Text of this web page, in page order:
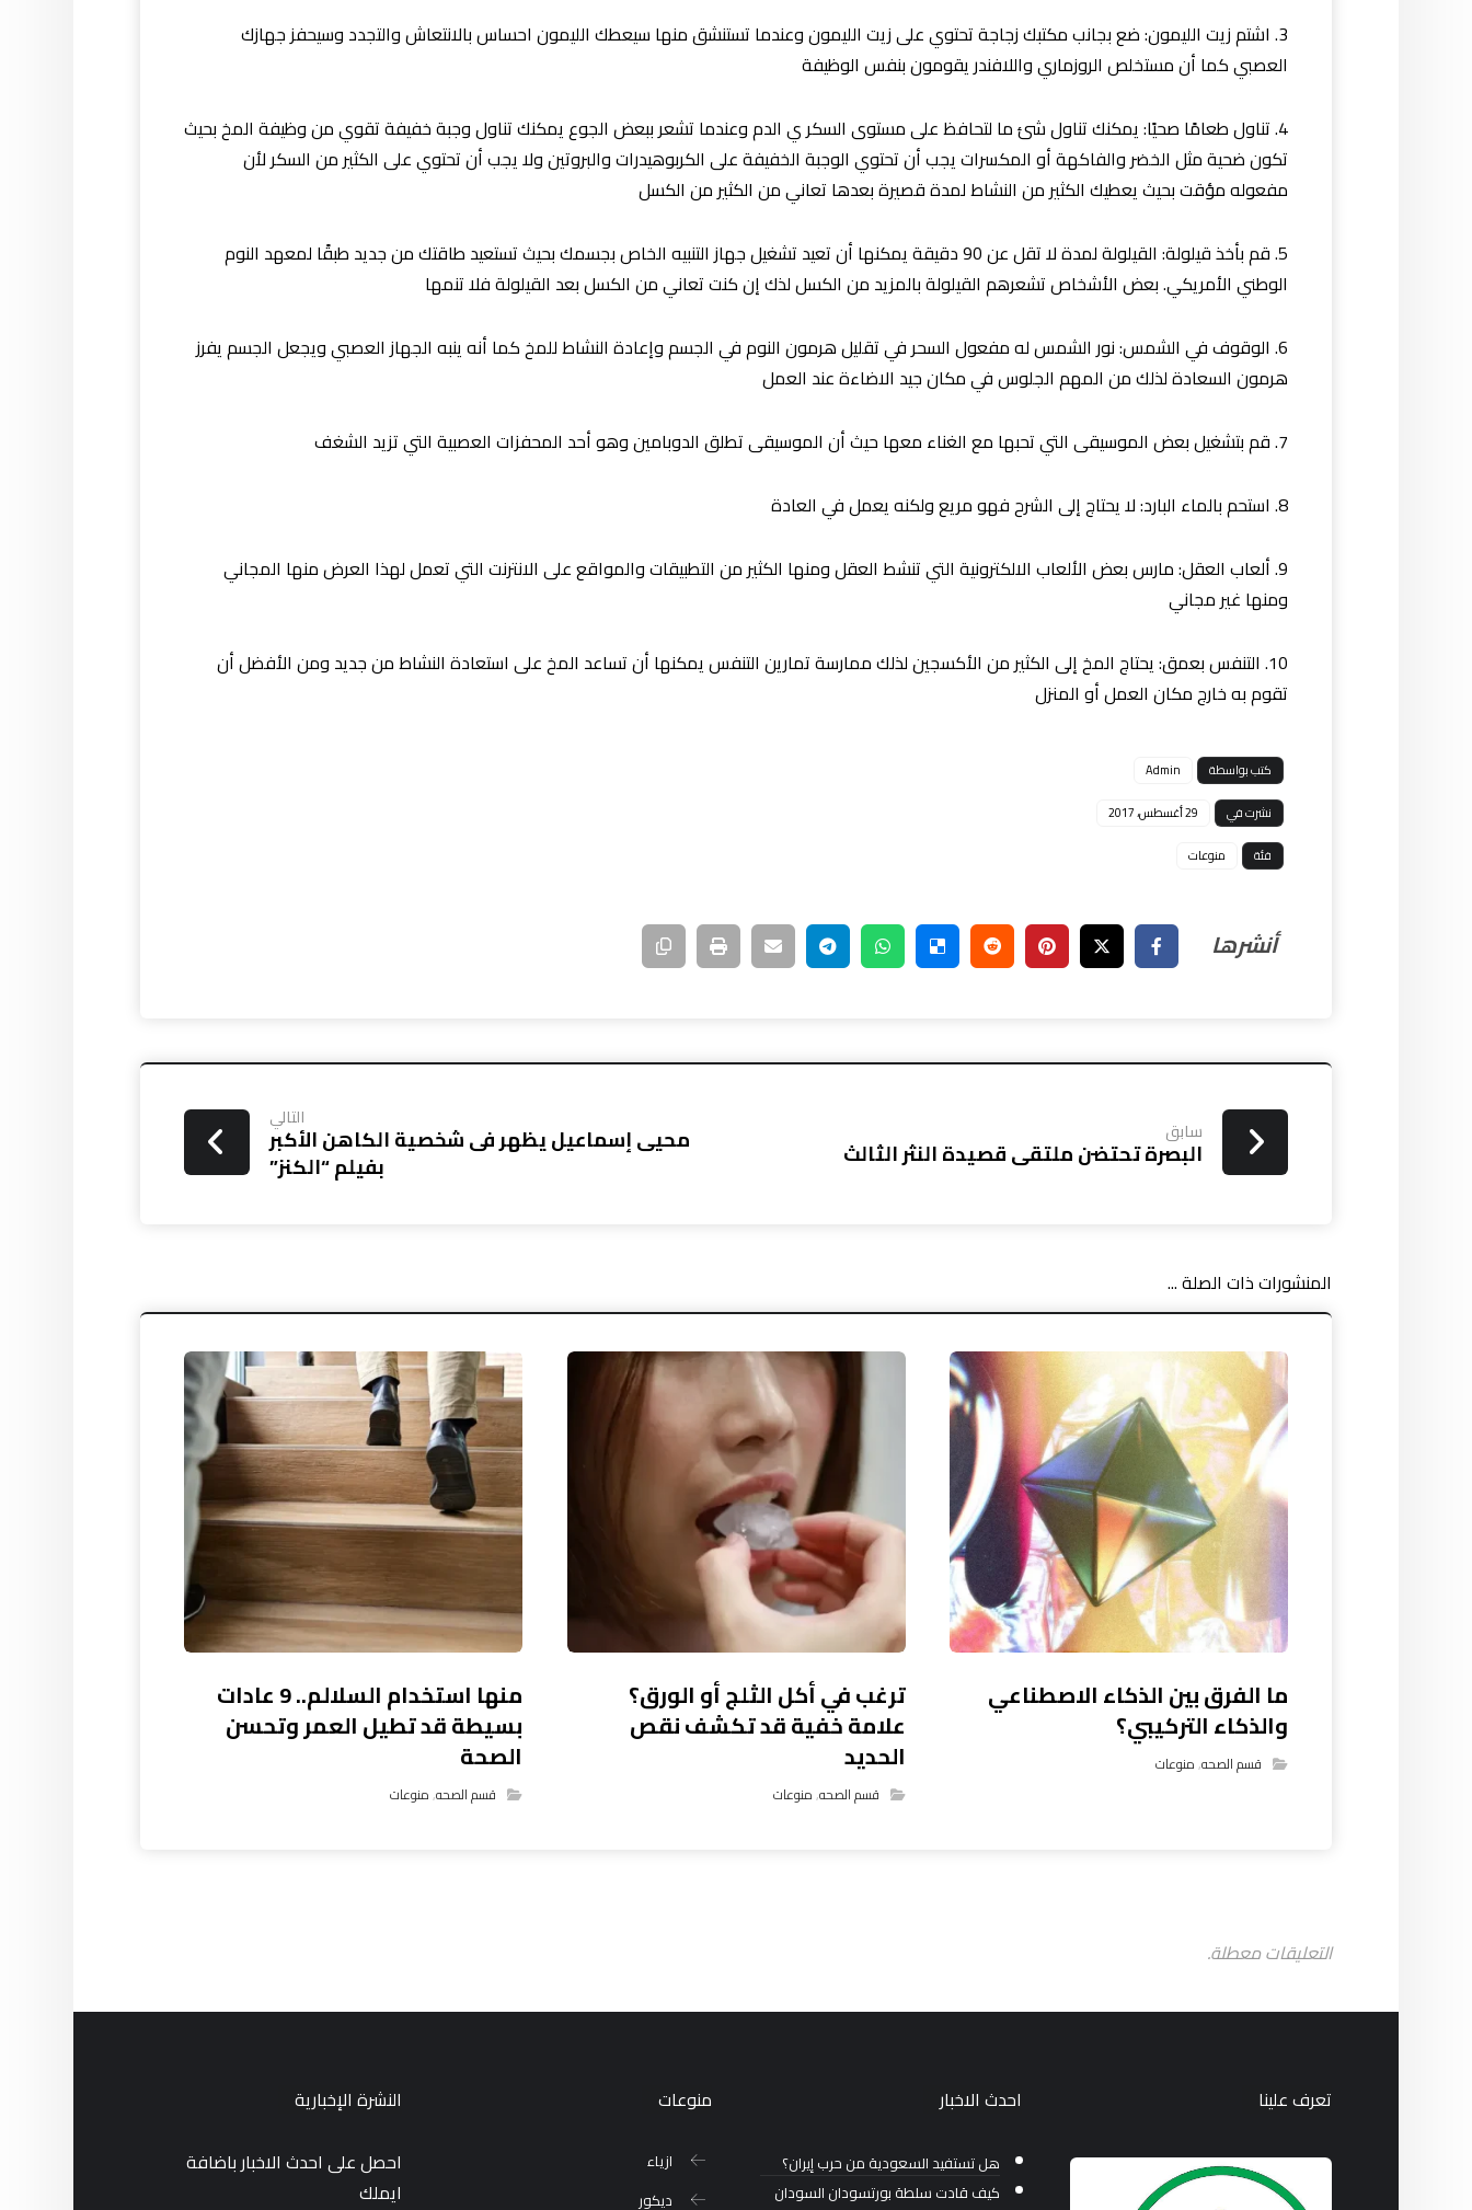
3. اشتم زيت الليمون: ضع بجانب مكتبك زجاجة تحتوي على زيت الليمون وعندما تستنشق منها سيعطك الليمون احساس بالانتعاش والتجدد وسيحفز جهازك
العصبي كما أن مستخلص الروزماري واللافندر يقومون بنفس الوظيفة
4. تناول طعامًا صحيًا: يمكنك تناول شئ ما لتحافظ على مستوى السكر ي الدم وعندما تشعر ببعض الجوع يمكنك تناول وجبة خفيفة تقوي من وظيفة المخ بحيث
تكون ضحية مثل الخضر والفاكهة أو المكسرات يجب أن تحتوي الوجبة الخفيفة على الكربوهيدرات والبروتين ولا يجب أن تحتوي على الكثير من السكر لأن
مفعوله مؤقت بحيث يعطيك الكثير من النشاط لمدة قصيرة بعدها تعاني من الكثير من الكسل
5. قم بأخذ قيلولة: القيلولة لمدة لا تقل عن 90 دقيقة يمكنها أن تعيد تشغيل جهاز التنبيه الخاص بجسمك بحيث تستعيد طاقتك من جديد طبقًا لمعهد النوم
الوطني الأمريكي. بعض الأشخاص تشعرهم القيلولة بالمزيد من الكسل لذك إن كنت تعاني من الكسل بعد القيلولة فلا تنمها
6. الوقوف في الشمس: نور الشمس له مفعول السحر في تقليل هرمون النوم في الجسم وإعادة النشاط للمخ كما أنه ينبه الجهاز العصبي ويجعل الجسم يفرز
هرمون السعادة لذلك من المهم الجلوس في مكان جيد الاضاءة عند العمل
7. قم بتشغيل بعض الموسيقى التي تحبها مع الغناء معها حيث أن الموسيقى تطلق الدوبامين وهو أحد المحفزات العصبية التي تزيد الشغف
8. استحم بالماء البارد: لا يحتاج إلى الشرح فهو مريع ولكنه يعمل في العادة
9. ألعاب العقل: مارس بعض الألعاب الالكترونية التي تنشط العقل ومنها الكثير من التطبيقات والمواقع على الانترنت التي تعمل لهذا العرض منها المجاني
ومنها غير مجاني
10. التنفس بعمق: يحتاج المخ إلى الكثير من الأكسجين لذلك ممارسة تمارين التنفس يمكنها أن تساعد المخ على استعادة النشاط من جديد ومن الأفضل أن
تقوم به خارج مكان العمل أو المنزل
كتب بواسطة
Admin
نشرت في
29 أغسطس، 2017
فئة
منوعات
سابق
البصرة تحتضن ملتقى قصيدة النثر الثالث
التالي
محيى إسماعيل يظهر فى شخصية الكاهن الأكبر
بفيلم “الكنز”
المنشورات ذات الصلة ...
ما الفرق بين الذكاء الاصطناعي
والذكاء التركيبي؟
قسم الصحه,منوعات
ترغب في أكل الثلج أو الورق؟
علامة خفية قد تكشف نقص
الحديد
قسم الصحه,منوعات
منها استخدام السلالم.. 9 عادات
بسيطة قد تطيل العمر وتحسن
الصحة
قسم الصحه,منوعات
التعليقات معطلة.
تعرف علينا احدث الاخبار
هل تستفيد السعودية من حرب إيران؟
كيف قادت سلطة بورتسودان السودان
منوعات
ازياء
ديكور
النشرة الإخبارية
احصل على احدث الاخبار باضافة
ايملك